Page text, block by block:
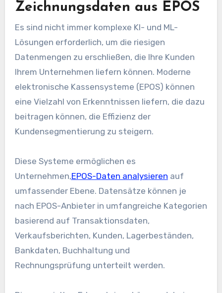
Zeichnungsdaten aus EPOS
Es sind nicht immer komplexe KI- und ML-
Lösungen erforderlich, um die riesigen
Datenmengen zu erschließen, die Ihre Kunden
Ihrem Unternehmen liefern können. Moderne
elektronische Kassensysteme (EPOS) können
eine Vielzahl von Erkenntnissen liefern, die dazu
beitragen können, die Effizienz der
Kundensegmentierung zu steigern.
Diese Systeme ermöglichen es
Unternehmen,EPOS-Daten analysieren auf
umfassender Ebene. Datensätze können je
nach EPOS-Anbieter in umfangreiche Kategorien
basierend auf Transaktionsdaten,
Verkaufsberichten, Kunden, Lagerbeständen,
Bankdaten, Buchhaltung und
Rechnungsprüfung unterteilt werden.